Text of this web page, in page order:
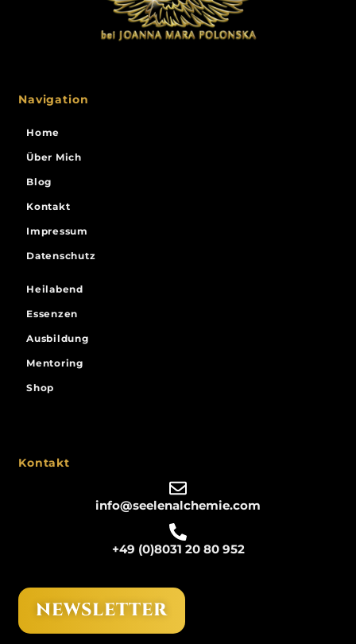
Navigation
Home
Über Mich
Blog
Kontakt
Impressum
Datenschutz
Heilabend
Essenzen
Ausbildung
Mentoring
Shop
Kontakt
info@seelenalchemie.com
+49 (0)8031 20 80 952
NEWSLETTER